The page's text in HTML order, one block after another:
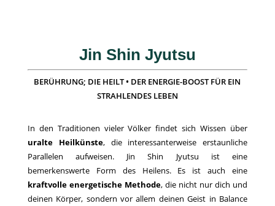
Jin Shin Jyutsu
BERÜHRUNG; DIE HEILT • DER ENERGIE-BOOST FÜR EIN
STRAHLENDES LEBEN
In den Traditionen vieler Völker findet sich Wissen über
uralte Heilkünste, die interessanterweise erstaunliche
Parallelen aufweisen. Jin Shin Jyutsu ist eine
bemerkenswerte Form des Heilens. Es ist auch eine
kraftvolle energetische Methode, die nicht nur dich und
deinen Körper, sondern vor allem deinen Geist in Balance